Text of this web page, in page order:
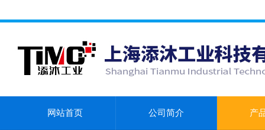
网站首页 公司简介 产